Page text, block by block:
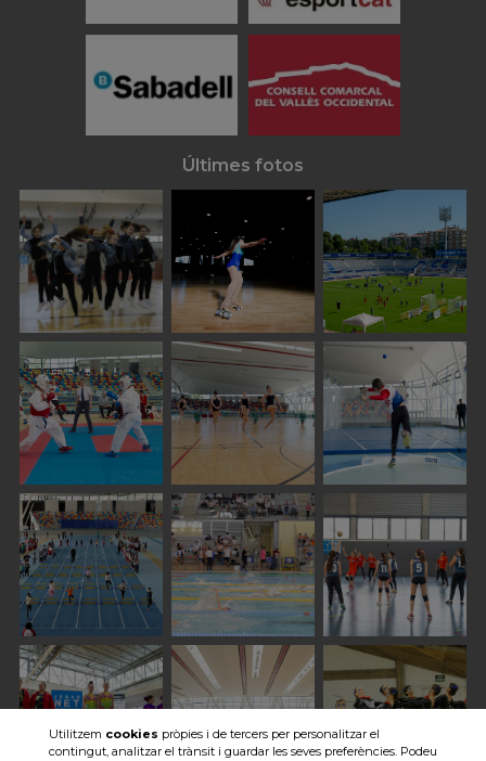
Últimes fotos
Utilitzem cookies pròpies i de tercers per personalitzar el
contingut, analitzar el trànsit i guardar les seves preferències. Podeu